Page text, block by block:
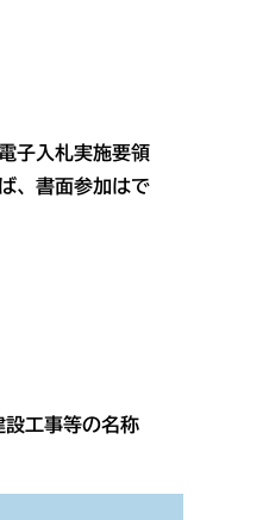
子入札実施要領
、書面参加はで
工事等の名称